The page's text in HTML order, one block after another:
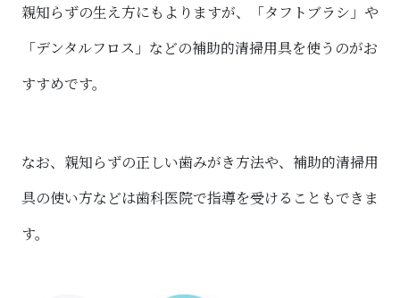
親知らずの生え方にもよりますが、「タフトブラシ」や
「デンタルフロス」などの補助的清掃用具を使うのがお
すすめです。
なお、親知らずの正しい歯みがき方法や、補助的清掃用
具の使い方などは歯科医院で指導を受けることもできま
す。